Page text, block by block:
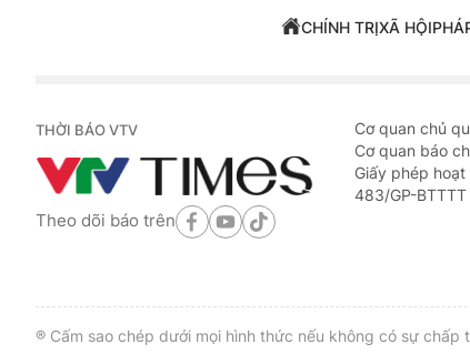
CHÍNH TRỊXÃ HỘI
THỜI BÁO VTV
Theo dõi báo trên
Cơ quan chủ
Cơ quan báo
Giấy phép
483/GP-
® Cấm sao chép dưới mọi hình thức nếu không có sự